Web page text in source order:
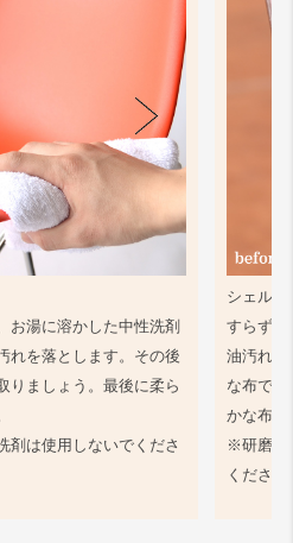
お湯に溶かした中性洗剤
れを落とします。その後
りましょう。最後に柔ら
剤は使用しないでくださ
シェル同
すらず、
油汚れ等
な布で軽
かな布で
※研磨剤
ください